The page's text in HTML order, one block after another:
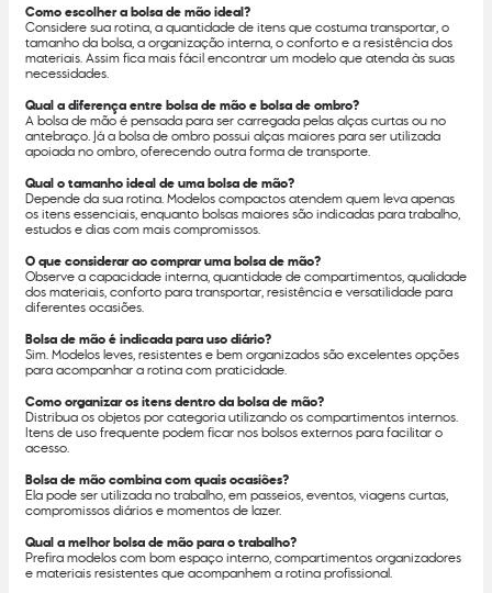
Como escolher a bolsa de mão ideal?
Considere sua rotina, a quantidade de itens que costuma transportar, o
tamanho da bolsa, a organização interna, o conforto e a resistência dos
materiais. Assim fica mais fácil encontrar um modelo que atenda às suas
necessidades.
Qual a diferença entre bolsa de mão e bolsa de ombro?
A bolsa de mão é pensada para ser carregada pelas alças curtas ou no
antebraço. Já a bolsa de ombro possui alças maiores para ser utilizada
apoiada no ombro, oferecendo outra forma de transporte.
Qual o tamanho ideal de uma bolsa de mão?
Depende da sua rotina. Modelos compactos atendem quem leva apenas
os itens essenciais, enquanto bolsas maiores são indicadas para trabalho,
estudos e dias com mais compromissos.
O que considerar ao comprar uma bolsa de mão?
Observe a capacidade interna, quantidade de compartimentos, qualidade
dos materiais, conforto para transportar, resistência e versatilidade para
diferentes ocasiões.
Bolsa de mão é indicada para uso diário?
Sim. Modelos leves, resistentes e bem organizados são excelentes opções
para acompanhar a rotina com praticidade.
Como organizar os itens dentro da bolsa de mão?
Distribua os objetos por categoria utilizando os compartimentos internos.
Itens de uso frequente podem ficar nos bolsos externos para facilitar o
acesso.
Bolsa de mão combina com quais ocasiões?
Ela pode ser utilizada no trabalho, em passeios, eventos, viagens curtas,
compromissos diários e momentos de lazer.
Qual a melhor bolsa de mão para o trabalho?
Prefira modelos com bom espaço interno, compartimentos organizadores
e materiais resistentes que acompanhem a rotina profissional.